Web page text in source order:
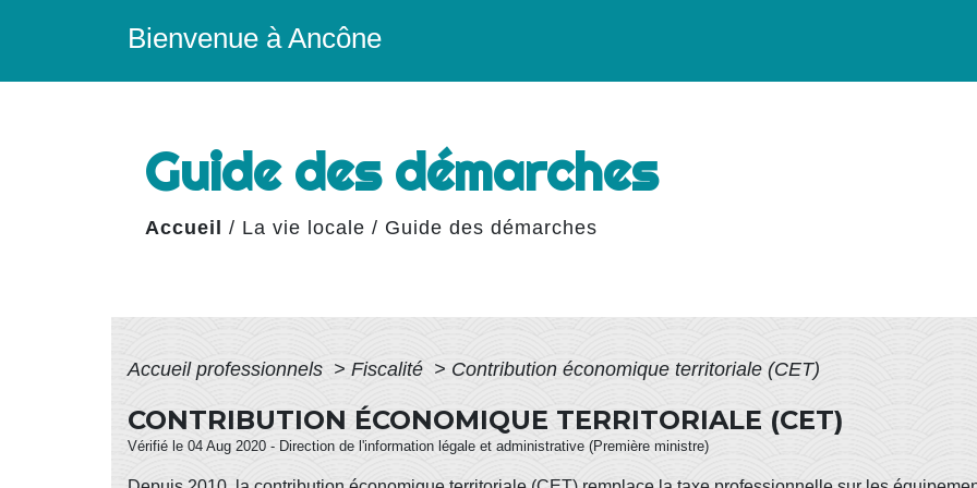
Bienvenue à Ancône
Guide des démarches
Accueil / La vie locale / Guide des démarches
Accueil professionnels > Fiscalité > Contribution économique territoriale (CET)
CONTRIBUTION ÉCONOMIQUE TERRITORIALE (CET)
Vérifié le 04 Aug 2020 - Direction de l'information légale et administrative (Première ministre)